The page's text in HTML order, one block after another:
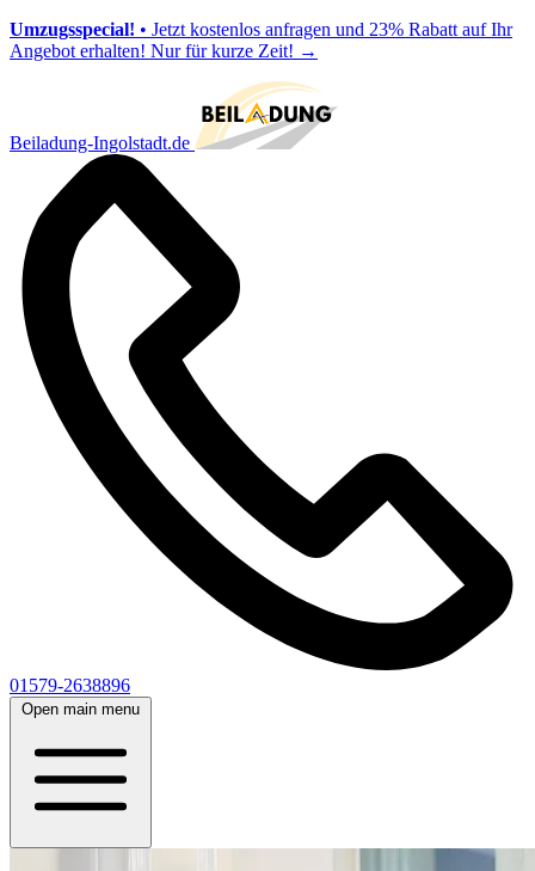
Umzugsspecial! • Jetzt kostenlos anfragen und 23% Rabatt auf Ihr
Angebot erhalten! Nur für kurze Zeit! →
Beiladung-Ingolstadt.de
01579-2638896
Open main menu